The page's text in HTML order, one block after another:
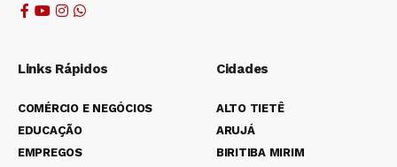
Links Rápidos
COMÉRCIO E NEGÓCIOS
EDUCAÇÃO
EMPREGOS
Cidades
ALTO TIETÊ
ARUJÁ
BIRITIBA MIRIM